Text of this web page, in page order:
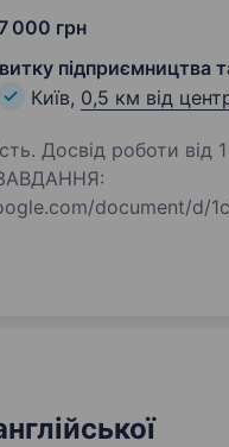
000 грн
підприємництва
Київ, 0,5 км від
Досвід роботи від
document/d/